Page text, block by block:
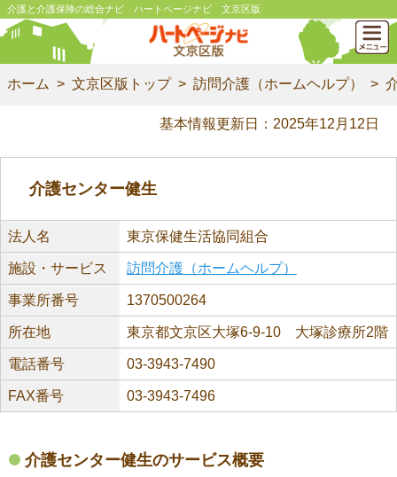
介護と介護保険の総合ナビ ハートページナビ 文京区版
ホーム 文京区版トップ 訪問介護（ホームヘルプ）
基本情報更新日：2025年12月12日
介護センター健生
法人名 東京保健生活協同組合
施設・サービス 訪問介護（ホームヘルプ）
事業所番号 1370500264
所在地 東京都文京区大塚6-9-10 大塚診療所2階
電話番号 03-3943-7490
FAX番号 03-3943-7496
介護センター健生のサービス概要